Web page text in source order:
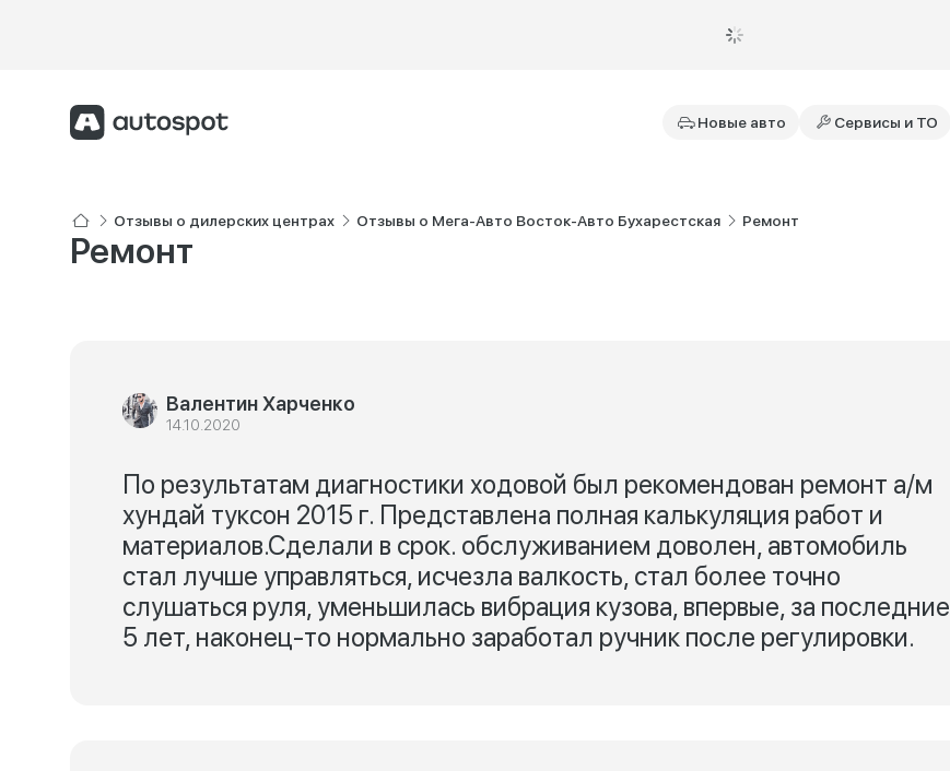
Новые авто Сервисы и ТО
Отзывы о дилерских центрах Отзывы о Мега-Авто Восток-Авто Бухарестская Ремонт
Ремонт
Валентин Харченко
14.10.2020
По результатам диагностики ходовой был рекомендован ремонт а/м
хундай туксон 2015 г. Представлена полная калькуляция работ и
материалов.Сделали в срок. обслуживанием доволен, автомобиль
стал лучше управляться, исчезла валкость, стал более точно
слушаться руля, уменьшилась вибрация кузова, впервые, за последние
5 лет, наконец-то нормально заработал ручник после регулировки.